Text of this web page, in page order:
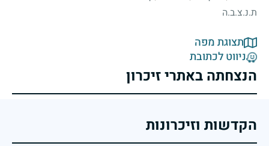
ת.נ.צ.ב.ה
תצוגת מפה
ניווט לכתובת
הנצחתה באתרי זיכרון
הקדשות וזיכרונות